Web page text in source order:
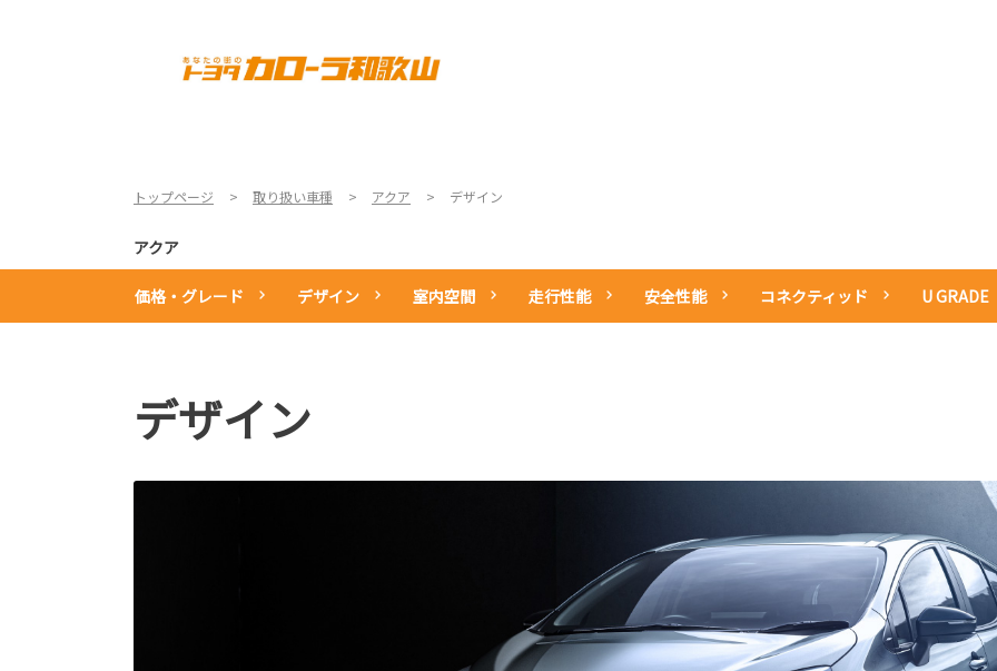
トップページ 取り扱い車種 アクア デザイン
アクア
価格・グレード デザイン 室内空間 走行性能 安全性能 コネクティッド U GRADE
デザイン